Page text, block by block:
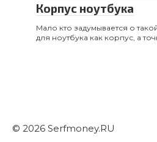
Корпус ноутбука
Мало кто задумывается о
для ноутбука как корпус, а
© 2026 Serfmoney.RU